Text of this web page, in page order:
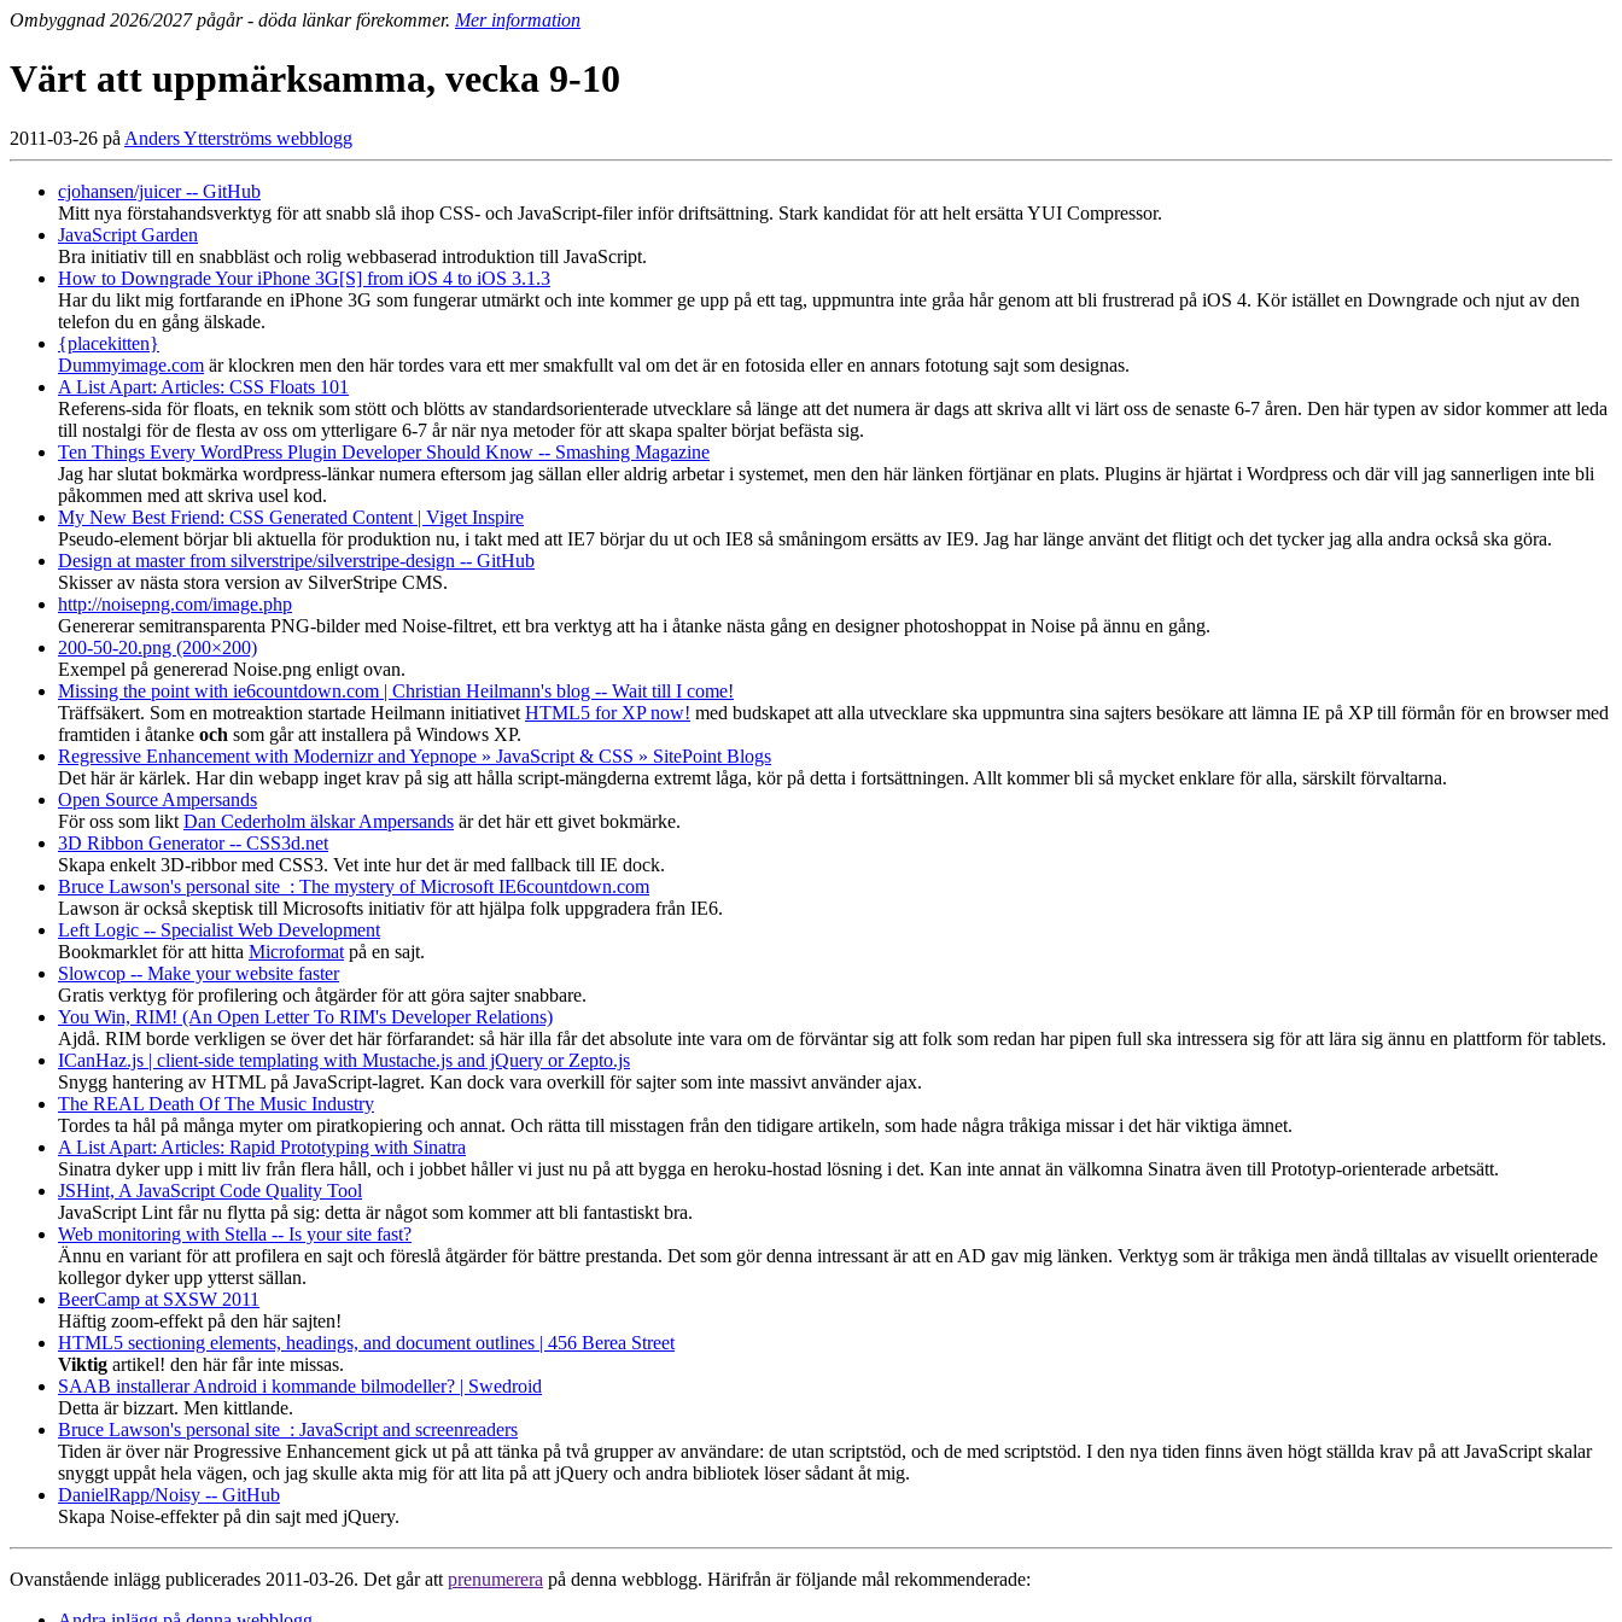
Ombyggnad 2026/2027 pågår - döda länkar förekommer. Mer information
Värt att uppmärksamma, vecka 9-10
2011-03-26 på Anders Ytterströms webblogg
cjohansen/juicer -- GitHub
Mitt nya förstahandsverktyg för att snabb slå ihop CSS- och JavaScript-filer inför driftsättning. Stark kandidat för att helt ersätta YUI Compressor.
JavaScript Garden
Bra initiativ till en snabbläst och rolig webbaserad introduktion till JavaScript.
How to Downgrade Your iPhone 3G[S] from iOS 4 to iOS 3.1.3
Har du likt mig fortfarande en iPhone 3G som fungerar utmärkt och inte kommer ge upp på ett tag, uppmuntra inte gråa hår genom att bli frustrerad på iOS 4. Kör istället en Downgrade och njut av den
telefon du en gång älskade.
{placekitten}
Dummyimage.com är klockren men den här tordes vara ett mer smakfullt val om det är en fotosida eller en annars fototung sajt som designas.
A List Apart: Articles: CSS Floats 101
Referens-sida för floats, en teknik som stött och blötts av standardsorienterade utvecklare så länge att det numera är dags att skriva allt vi lärt oss de senaste 6-7 åren. Den här typen av sidor kommer att leda
till nostalgi för de flesta av oss om ytterligare 6-7 år när nya metoder för att skapa spalter börjat befästa sig.
Ten Things Every WordPress Plugin Developer Should Know -- Smashing Magazine
Jag har slutat bokmärka wordpress-länkar numera eftersom jag sällan eller aldrig arbetar i systemet, men den här länken förtjänar en plats. Plugins är hjärtat i Wordpress och där vill jag sannerligen inte bli
påkommen med att skriva usel kod.
My New Best Friend: CSS Generated Content | Viget Inspire
Pseudo-element börjar bli aktuella för produktion nu, i takt med att IE7 börjar du ut och IE8 så småningom ersätts av IE9. Jag har länge använt det flitigt och det tycker jag alla andra också ska göra.
Design at master from silverstripe/silverstripe-design -- GitHub
Skisser av nästa stora version av SilverStripe CMS.
http://noisepng.com/image.php
Genererar semitransparenta PNG-bilder med Noise-filtret, ett bra verktyg att ha i åtanke nästa gång en designer photoshoppat in Noise på ännu en gång.
200-50-20.png (200×200)
Exempel på genererad Noise.png enligt ovan.
Missing the point with ie6countdown.com | Christian Heilmann's blog -- Wait till I come!
Träffsäkert. Som en motreaktion startade Heilmann initiativet HTML5 for XP now! med budskapet att alla utvecklare ska uppmuntra sina sajters besökare att lämna IE på XP till förmån för en browser med
framtiden i åtanke och som går att installera på Windows XP.
Regressive Enhancement with Modernizr and Yepnope » JavaScript & CSS » SitePoint Blogs
Det här är kärlek. Har din webapp inget krav på sig att hålla script-mängderna extremt låga, kör på detta i fortsättningen. Allt kommer bli så mycket enklare för alla, särskilt förvaltarna.
Open Source Ampersands
För oss som likt Dan Cederholm älskar Ampersands är det här ett givet bokmärke.
3D Ribbon Generator -- CSS3d.net
Skapa enkelt 3D-ribbor med CSS3. Vet inte hur det är med fallback till IE dock.
Bruce Lawson's personal site : The mystery of Microsoft IE6countdown.com
Lawson är också skeptisk till Microsofts initiativ för att hjälpa folk uppgradera från IE6.
Left Logic -- Specialist Web Development
Bookmarklet för att hitta Microformat på en sajt.
Slowcop -- Make your website faster
Gratis verktyg för profilering och åtgärder för att göra sajter snabbare.
You Win, RIM! (An Open Letter To RIM's Developer Relations)
Ajdå. RIM borde verkligen se över det här förfarandet: så här illa får det absolute inte vara om de förväntar sig att folk som redan har pipen full ska intressera sig för att lära sig ännu en plattform för tablets.
ICanHaz.js | client-side templating with Mustache.js and jQuery or Zepto.js
Snygg hantering av HTML på JavaScript-lagret. Kan dock vara overkill för sajter som inte massivt använder ajax.
The REAL Death Of The Music Industry
Tordes ta hål på många myter om piratkopiering och annat. Och rätta till misstagen från den tidigare artikeln, som hade några tråkiga missar i det här viktiga ämnet.
A List Apart: Articles: Rapid Prototyping with Sinatra
Sinatra dyker upp i mitt liv från flera håll, och i jobbet håller vi just nu på att bygga en heroku-hostad lösning i det. Kan inte annat än välkomna Sinatra även till Prototyp-orienterade arbetsätt.
JSHint, A JavaScript Code Quality Tool
JavaScript Lint får nu flytta på sig: detta är något som kommer att bli fantastiskt bra.
Web monitoring with Stella -- Is your site fast?
Ännu en variant för att profilera en sajt och föreslå åtgärder för bättre prestanda. Det som gör denna intressant är att en AD gav mig länken. Verktyg som är tråkiga men ändå tilltalas av visuellt orienterade
kollegor dyker upp ytterst sällan.
BeerCamp at SXSW 2011
Häftig zoom-effekt på den här sajten!
HTML5 sectioning elements, headings, and document outlines | 456 Berea Street
Viktig artikel! den här får inte missas.
SAAB installerar Android i kommande bilmodeller? | Swedroid
Detta är bizzart. Men kittlande.
Bruce Lawson's personal site : JavaScript and screenreaders
Tiden är över när Progressive Enhancement gick ut på att tänka på två grupper av användare: de utan scriptstöd, och de med scriptstöd. I den nya tiden finns även högt ställda krav på att JavaScript skalar
snyggt uppåt hela vägen, och jag skulle akta mig för att lita på att jQuery och andra bibliotek löser sådant åt mig.
DanielRapp/Noisy -- GitHub
Skapa Noise-effekter på din sajt med jQuery.
Ovanstående inlägg publicerades 2011-03-26. Det går att prenumerera på denna webblogg. Härifrån är följande mål rekommenderade: